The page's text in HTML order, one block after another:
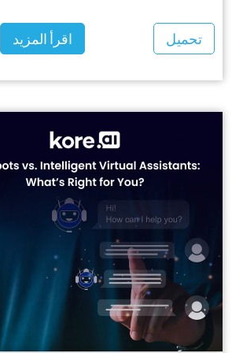
تحميل اقرأ المزيد